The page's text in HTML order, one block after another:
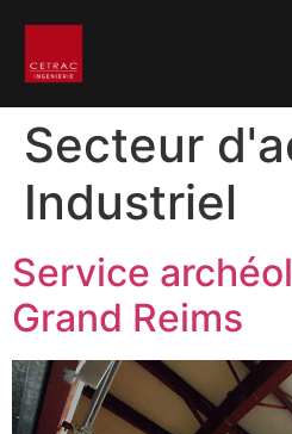
Secteur
Industriel
Service
Grand Reims